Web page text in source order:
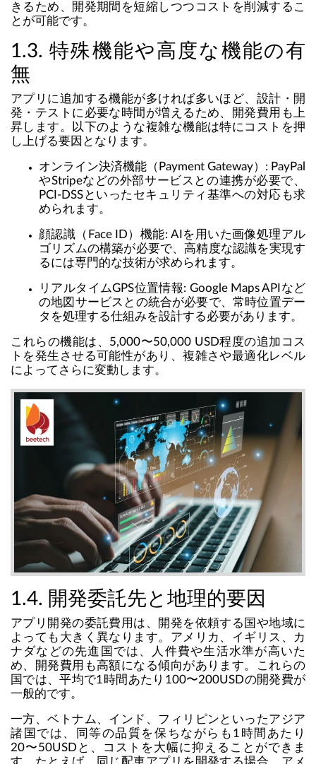
きるため、開発期間を短縮しつつコストを削減するこ
とが可能です。
1.3. 特殊機能や高度な機能の有
無
アプリに追加する機能が多ければ多いほど、設計・開
発・テストに必要な時間が増えるため、開発費用も上
昇します。以下のような複雑な機能は特にコストを押
し上げる要因となります。
オンライン決済機能（Payment Gateway） : PayPal
やStripeなどの外部サービスとの連携が必要で、
PCI-DSSといったセキュリティ基準への対応も求
められます。
顔認識（Face ID）機能: AIを用いた画像処理アル
ゴリズムの構築が必要で、高精度な認識を実現す
るには専門的な技術が求められます。
リアルタイムGPS位置情報: Google Maps APIなど
の地図サービスとの統合が必要で、常時位置デー
タを処理する仕組みを設計する必要があります。
これらの機能は、5,000〜50,000 USD程度の追加コス
トを発生させる可能性があり、複雑さや最適化レベル
によってさらに変動します。
1.4. 開発委託先と地理的要因
アプリ開発の委託費用は、開発を依頼する国や地域に
よっても大きく異なります。アメリカ、イギリス、カ
ナダなどの先進国では、人件費や生活水準が高いた
め、開発費用も高額になる傾向があります。これらの
国では、平均で1時間あたり100〜200USDの開発費が
一般的です。
一方、ベトナム、インド、フィリピンといったアジア
諸国では、同等の品質を保ちながらも1時間あたり
20〜50USDと、コストを大幅に抑えることができま